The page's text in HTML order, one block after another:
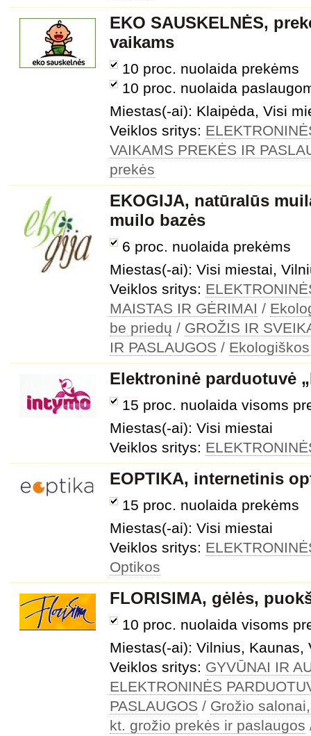
EKO SAUSKELNĖS,
vaikams
10 proc. nuolaida prekėms
10 proc. nuolaida
Miestas(-ai): Klaipėda, Visi
Veiklos sritys:
VAIKAMS PREKĖS IR
prekės
EKOGIJA, natūralūs
muilo bazės
6 proc. nuolaida prekėms
Miestas(-ai): Visi miestai,
Veiklos sritys:
MAISTAS IR GĖRIMAI /
be priedų / GROŽIS IR
IR PASLAUGOS /
Elektroninė parduotuvė
15 proc. nuolaida visoms
Miestas(-ai): Visi miestai
Veiklos sritys:
EOPTIKA, internetinis
15 proc. nuolaida prekėms
Miestas(-ai): Visi miestai
Veiklos sritys:
Optikos
FLORISIMA, gėlės,
10 proc. nuolaida visoms
Miestas(-ai): Vilnius, Kaunas,
Veiklos sritys: GYVŪNAI IR
ELEKTRONINĖS
PASLAUGOS / Grožio
kt. grožio prekės ir paslaugos